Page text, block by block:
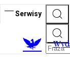
Serwisy